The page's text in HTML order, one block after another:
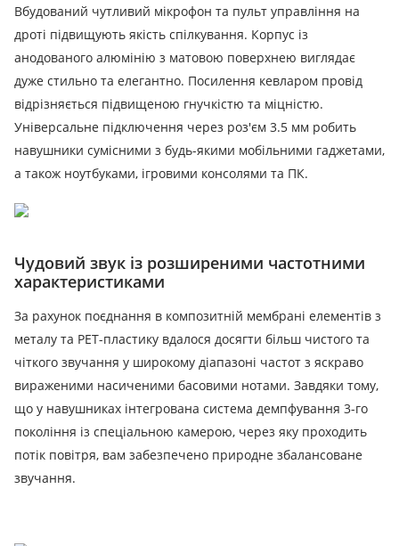
Вбудований чутливий мікрофон та пульт управління на
дроті підвищують якість спілкування. Корпус із
анодованого алюмінію з матовою поверхнею виглядає
дуже стильно та елегантно. Посилення кевларом провід
відрізняється підвищеною гнучкістю та міцністю.
Універсальне підключення через роз'єм 3.5 мм робить
навушники сумісними з будь-якими мобільними гаджетами,
а також ноутбуками, ігровими консолями та ПК.
Чудовий звук із розширеними частотними
характеристиками
За рахунок поєднання в композитній мембрані елементів з
металу та РЕТ-пластику вдалося досягти більш чистого та
чіткого звучання у широкому діапазоні частот з яскраво
вираженими насиченими басовими нотами. Завдяки тому,
що у навушниках інтегрована система демпфування 3-го
покоління із спеціальною камерою, через яку проходить
потік повітря, вам забезпечено природне збалансоване
звучання.